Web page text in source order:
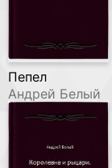
Пепел
Андрей Белый